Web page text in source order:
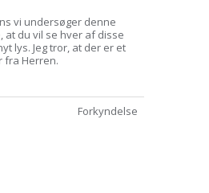
vi undersøger denne
du vil se hver af disse
lys. Jeg tror, at der er et
fra Herren.
Forkyndelse